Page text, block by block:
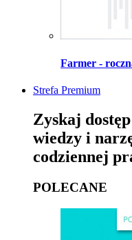
Farmer -
Strefa Premium
Zyskaj
wiedzy i
codziennej
POLECANE